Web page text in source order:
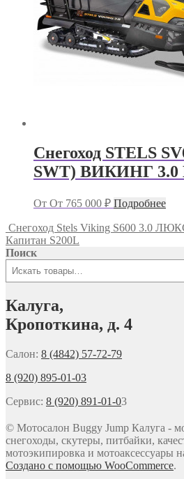
Снегоход STELS
SWT) ВИКИНГ 3.0
От От 765 000 ₽ Подробнее
Снегоход Stels Viking S600 3.0
Капитан S200L
Поиск
Калуга,
Кропоткина, д. 4
Салон: 8 (4842) 57-72-79
8 (920) 895-01-03
Сервис: 8 (920) 891-01-03
© Мотосалон Buggy Jump Калуга -
снегоходы, скутеры, питбайки,
мотоэкипировка и мотоаксессуары
Создано с помощью WooCommerce.